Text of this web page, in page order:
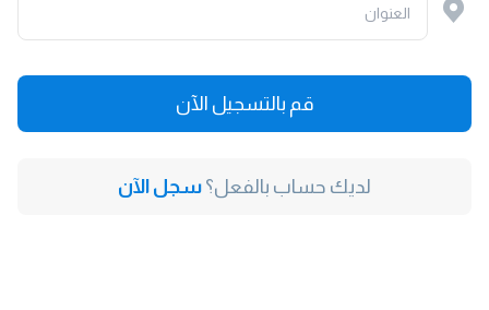
العنوان
قم بالتسجيل الآن
لديك حساب بالفعل؟ سجل الآن